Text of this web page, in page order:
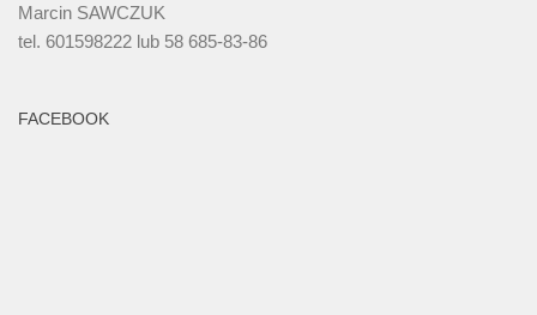
Marcin SAWCZUK
tel. 601598222 lub 58 685-83-86
FACEBOOK